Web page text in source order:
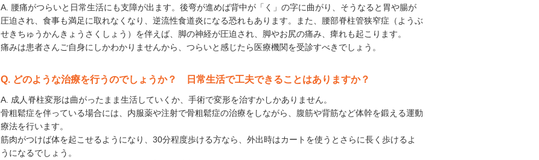
A. 腰痛がつらいと日常生活にも支障が出ます。後弯が進めば背中が「く」の字に曲がり、そうなると胃や腸が
圧迫され、食事も満足に取れなくなり、逆流性食道炎になる恐れもあります。また、腰部脊柱管狭窄症（ようぶ
せきちゅうかんきょうさくしょう）を伴えば、脚の神経が圧迫され、脚やお尻の痛み、痺れも起こります。
痛みは患者さんご自身にしかわかりませんから、つらいと感じたら医療機関を受診すべきでしょう。
Q. どのような治療を行うのでしょうか？ 日常生活で工夫できることはありますか？
A. 成人脊柱変形は曲がったまま生活していくか、手術で変形を治すかしかありません。
骨粗鬆症を伴っている場合には、内服薬や注射で骨粗鬆症の治療をしながら、腹筋や背筋など体幹を鍛える運動
療法を行います。
筋肉がつけば体を起こせるようになり、30分程度歩ける方なら、外出時はカートを使うとさらに長く歩けるよ
うになるでしょう。